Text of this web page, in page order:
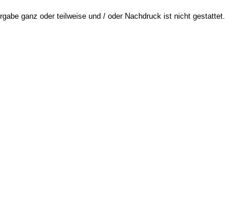
ganz oder teilweise und / oder Nachdruck ist nicht gestattet.